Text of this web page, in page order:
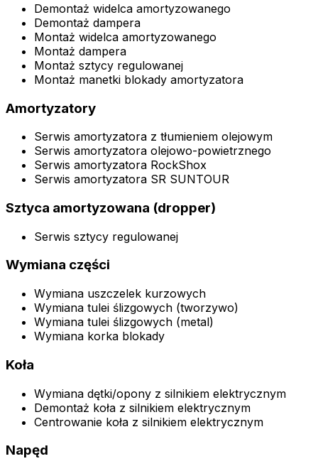
Demontaż widelca amortyzowanego
Demontaż dampera
Montaż widelca amortyzowanego
Montaż dampera
Montaż sztycy regulowanej
Montaż manetki blokady amortyzatora
Amortyzatory
Serwis amortyzatora z tłumieniem olejowym
Serwis amortyzatora olejowo-powietrznego
Serwis amortyzatora RockShox
Serwis amortyzatora SR SUNTOUR
Sztyca amortyzowana (dropper)
Serwis sztycy regulowanej
Wymiana części
Wymiana uszczelek kurzowych
Wymiana tulei ślizgowych (tworzywo)
Wymiana tulei ślizgowych (metal)
Wymiana korka blokady
Koła
Wymiana dętki/opony z silnikiem elektrycznym
Demontaż koła z silnikiem elektrycznym
Centrowanie koła z silnikiem elektrycznym
Napęd